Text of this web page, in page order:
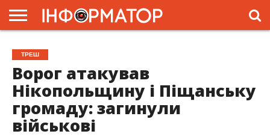
ГОЛОВНА
ЖИТТЯ
ВЛАДА
ГРОШІ
ТРЕШ
ПРЕС-
РЕЛІЗИ
РЕКЛАМА
ПРОЕКТИ
ТРЕШ
Ворог атакував
Нікопольщину і Піщанську
громаду: загинули
військові